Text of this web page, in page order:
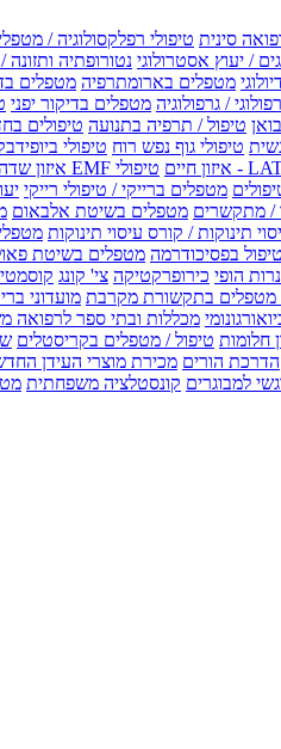
סינית טיפולי רפלקסולוגיה /
/ יעוץ אסטרולוגי נטורופתיה ותזונה
מטפלים בארומתרפיה מטפלים
/ גרפולוגיה מטפלים בדיקור יפני
טיפול / תרפיה בתנועה טיפולים
טיפולי גוף נפש רוח טיפולי
טיפולי EMF איזון שדה אלקטרו מגנטי
מטפלים ברייקי / טיפולי רייקי
/ מתקשרים מטפלים בשיטת אלבאום
תינוקות / קורס עיסוי תינוקות
טיפול בפסיכודרמה מטפלים בשיטת
הופי כירופרקטיקה צי' קונג
מטפלים בתקשורת מקרבת מועדוני
מכללות ובתי ספר לרפואה
חלומות טיפול / מטפלים בקריסטלים
הדרכת הורים מכירת מוצרי העידן
למבוגרים קונסטלציה משפחתית